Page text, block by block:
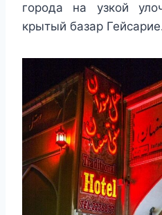
города на узкой
крытый базар